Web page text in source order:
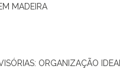
MADEIRA
ORGANIZAÇÃO IDEAL